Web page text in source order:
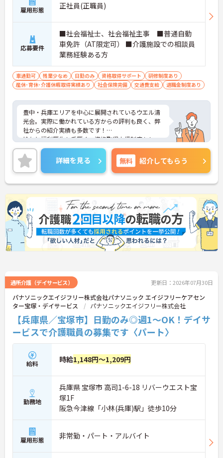
雇用形態 正社員(正職員)
応募要件
■社会福祉士、社会福祉主事 ■普通自動
車免許（AT限定可） ■介護施設での相談員
業務経験ある方
車通勤可 残業少なめ 日勤のみ 資格取得サポート
研修制度あり
産休･育休･介護休暇取得実績あり
社会保険完備 交通費支給 退職金制度あり
豊中・兵庫エリアを中心に展開されているウエル清
光会。実際に働かれている方からの評判も良く、弊
社からの紹介実績も多数です！
給与と福利厚生も手厚く、資格取得支援制度もしっ
かりと用意されています！また、残業少なめでライ
フワークバランスが実現します◎
ご興味を持たれましたら、お気軽にアドバイザーに
お問い合わせください！詳しい詳細をお伝えいたし
ます！
詳細を見る 無料 紹介してもらう
通所介護（デイサービス） 更新日：2026年07月30日
パナソニックエイジフリー株式会社パナソニック エイジフリーケアセン
ター宝塚・デイサービス
パナソニックエイジフリー株式会社
【兵庫県／宝塚市】日勤のみ◎週1～OK！デイサ
ービスで介護職員の募集です〈パート〉
給料 時給1,148円～1,209円
勤務地
兵庫県 宝塚市 高司1-6-18 リバーウエスト宝
塚1F
阪急今津線「小林(兵庫)駅」徒歩10分
雇用形態 非常勤・パート・アルバイト